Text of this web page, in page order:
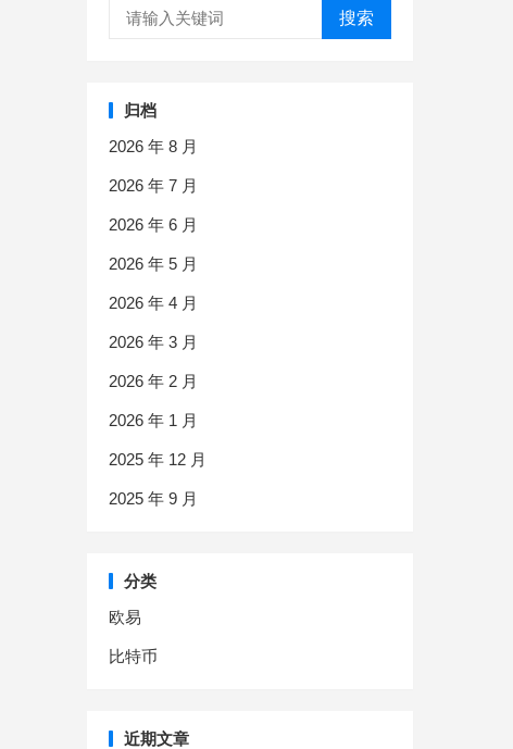
搜索
归档
2026 年 8 月
2026 年 7 月
2026 年 6 月
2026 年 5 月
2026 年 4 月
2026 年 3 月
2026 年 2 月
2026 年 1 月
2025 年 12 月
2025 年 9 月
分类
欧易
比特币
近期文章